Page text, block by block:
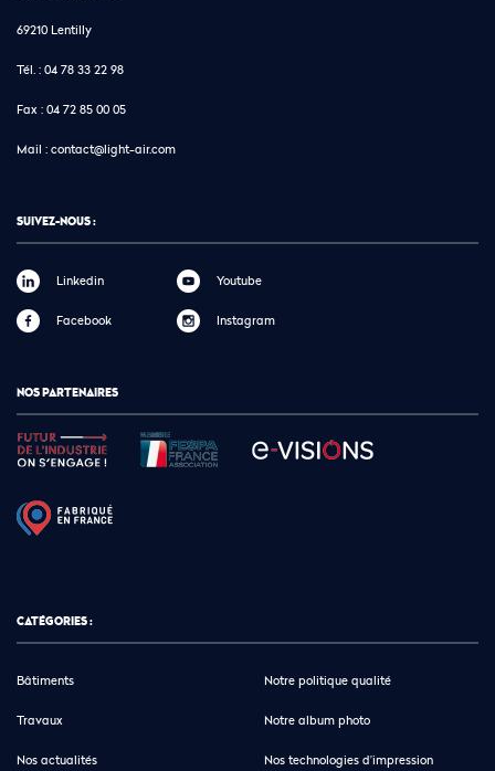
69210 Lentilly
Tél. : 04 78 33 22 98
Fax : 04 72 85 00 05
Mail : contact@light-air.com
SUIVEZ-NOUS :
Linkedin
Facebook
Youtube
Instagram
NOS PARTENAIRES
CATÉGORIES :
Bâtiments
Travaux
Nos actualités
Notre politique qualité
Notre album photo
Nos technologies d’impression